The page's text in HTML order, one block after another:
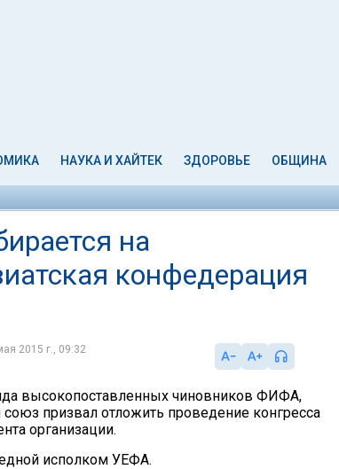
НАУКА И ХАЙТЕК ЗДОРОВЬЕ ОБЩИНА
на
конфедерация
2015 г., 09:32
высокопоставленных чиновников ФИФА,
призвал отложить проведение конгресса
организации.
исполком УЕФА.